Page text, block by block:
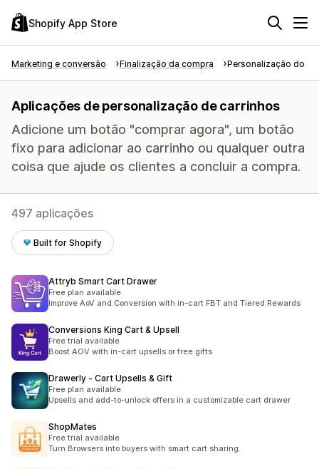
Shopify App Store
Marketing e conversão Finalização da compra Personalização do
Aplicações de personalização de carrinhos
Adicione um botão "comprar agora", um botão
fixo para adicionar ao carrinho ou qualquer outra
coisa que ajude os clientes a concluir a compra.
497 aplicações
Built for Shopify
Attryb Smart Cart Drawer
Free plan available
Improve AoV and Conversion with in-cart FBT and Tiered Rewards
Conversions King Cart & Upsell
Free trial available
Boost AOV with in-cart upsells or free gifts
Drawerly ‑ Cart Upsells & Gift
Free plan available
Upsells and add-to-unlock offers in a customizable cart drawer
ShopMates
Free trial available
Turn Browsers into buyers with smart cart sharing.